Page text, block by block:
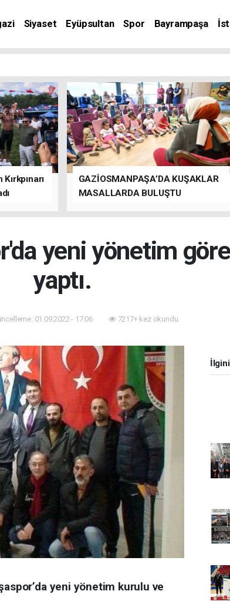
Siyaset Eyüpsultan Spor Bayrampaşa
GAZİOSMANPAŞA’DA KUŞAKLAR
MASALLARDA BULUŞTU
yeni yönetim
yaptı.
01.09.2022 - 17:06 7217+ kez okundu.
yeni yönetim kurulu ve